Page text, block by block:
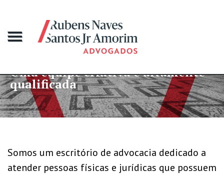
equipe criativa e altamente
Somos um escritório de advocacia dedicado a
atender pessoas físicas e jurídicas que possuem